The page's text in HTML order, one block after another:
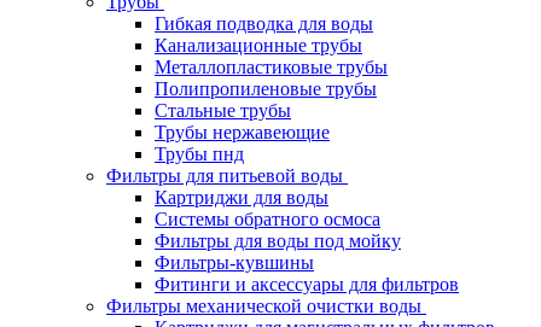
Гибкая подводка для воды
Канализационные трубы
Металлопластиковые трубы
Полипропиленовые трубы
Стальные трубы
Трубы нержавеющие
Трубы пнд
Фильтры для питьевой воды
Картриджи для воды
Системы обратного осмоса
Фильтры для воды под мойку
Фильтры-кувшины
Фитинги и аксессуары для фильтров
Фильтры механической очистки воды